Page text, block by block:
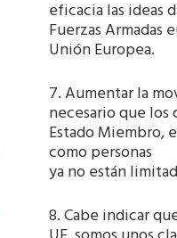
eficacia las ideas
Fuerzas Armadas
Unión Europea.
7. Aumentar la
necesario que los
Estado Miembro,
como personas
ya no están
8. Cabe indicar